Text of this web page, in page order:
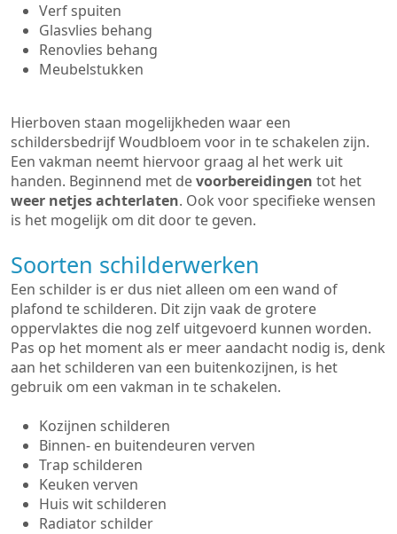
Verf spuiten
Glasvlies behang
Renovlies behang
Meubelstukken
Hierboven staan mogelijkheden waar een
schildersbedrijf Woudbloem voor in te schakelen zijn.
Een vakman neemt hiervoor graag al het werk uit
handen. Beginnend met devoorbereidingen tot het
weer netjes achterlaten. Ook voor specifieke wensen
is het mogelijk om dit door te geven.
Soorten schilderwerken
Een schilder is er dus niet alleen om een wand of
plafond te schilderen. Dit zijn vaak de grotere
oppervlaktes die nog zelf uitgevoerd kunnen worden.
Pas op het moment als er meer aandacht nodig is, denk
aan het schilderen van een buitenkozijnen, is het
gebruik om een vakman in te schakelen.
Kozijnen schilderen
Binnen- en buitendeuren verven
Trap schilderen
Keuken verven
Huis wit schilderen
Radiator schilder